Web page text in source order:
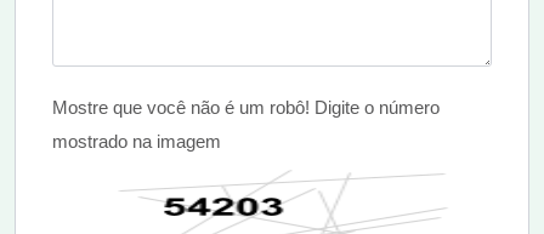
Mostre que você não é um robô! Digite o número
mostrado na imagem